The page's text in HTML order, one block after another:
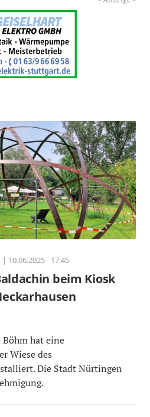
| 10.06.2025 - 17:45
beim Kiosk
hat eine
Wiese des
Die Stadt Nürtingen